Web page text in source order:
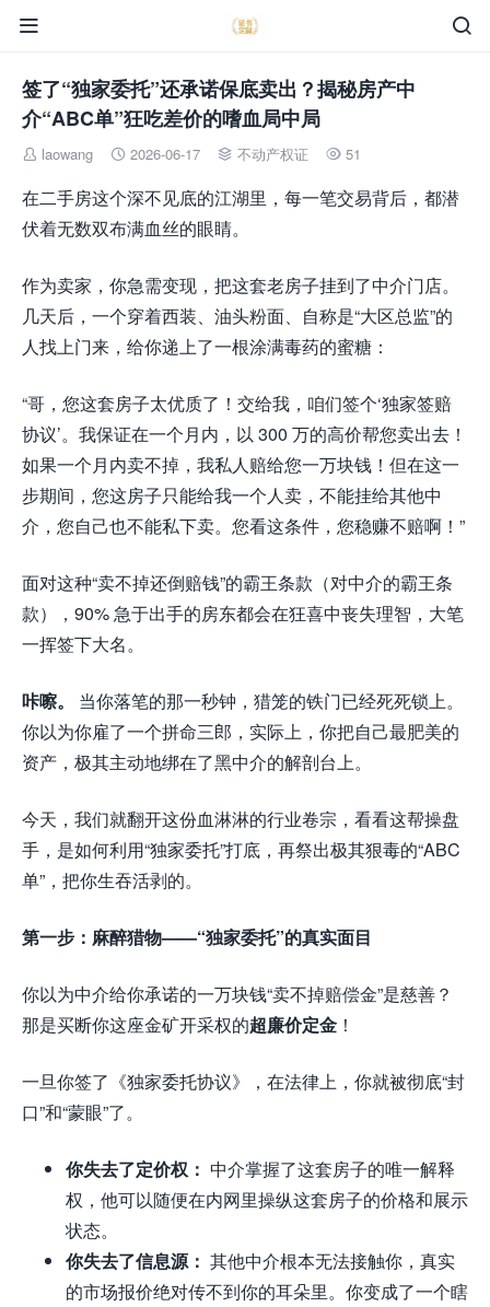


签了“独家委托”还承诺保底卖出？揭秘房产中
介“ABC单”狂吃差价的嗜血局中局
 laowang  2026-06-17  不动产权证  51
在二手房这个深不见底的江湖里，每一笔交易背后，都潜
伏着无数双布满血丝的眼睛。
作为卖家，你急需变现，把这套老房子挂到了中介门店。
几天后，一个穿着西装、油头粉面、自称是“大区总监”的
人找上门来，给你递上了一根涂满毒药的蜜糖：
“哥，您这套房子太优质了！交给我，咱们签个‘独家签赔
协议’。我保证在一个月内，以 300 万的高价帮您卖出去！
如果一个月内卖不掉，我私人赔给您一万块钱！但在这一
步期间，您这房子只能给我一个人卖，不能挂给其他中
介，您自己也不能私下卖。您看这条件，您稳赚不赔啊！”
面对这种“卖不掉还倒赔钱”的霸王条款（对中介的霸王条
款），90% 急于出手的房东都会在狂喜中丧失理智，大笔
一挥签下大名。
咔嚓。
当你落笔的那一秒钟，猎笼的铁门已经死死锁上。
你以为你雇了一个拼命三郎，实际上，你把自己最肥美的
资产，极其主动地绑在了黑中介的解剖台上。
今天，我们就翻开这份血淋淋的行业卷宗，看看这帮操盘
手，是如何利用“独家委托”打底，再祭出极其狠毒的“ABC
单”，把你生吞活剥的。
第一步：麻醉猎物——“独家委托”的真实面目
你以为中介给你承诺的一万块钱“卖不掉赔偿金”是慈善？
那是买断你这座金矿开采权的超廉价定金 ！
一旦你签了《独家委托协议》，在法律上，你就被彻底“封
口”和“蒙眼”了。
你失去了定价权： 中介掌握了这套房子的唯一解释
权，他可以随便在内网里操纵这套房子的价格和展示
状态。
你失去了信息源： 其他中介根本无法接触你，真实
的市场报价绝对传不到你的耳朵里。你变成了一个瞎